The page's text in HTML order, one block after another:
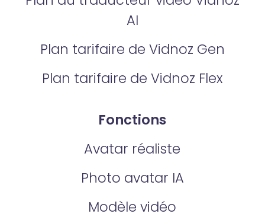
AI
Plan tarifaire de Vidnoz Gen
Plan tarifaire de Vidnoz Flex
Fonctions
Avatar réaliste
Photo avatar IA
Modèle vidéo